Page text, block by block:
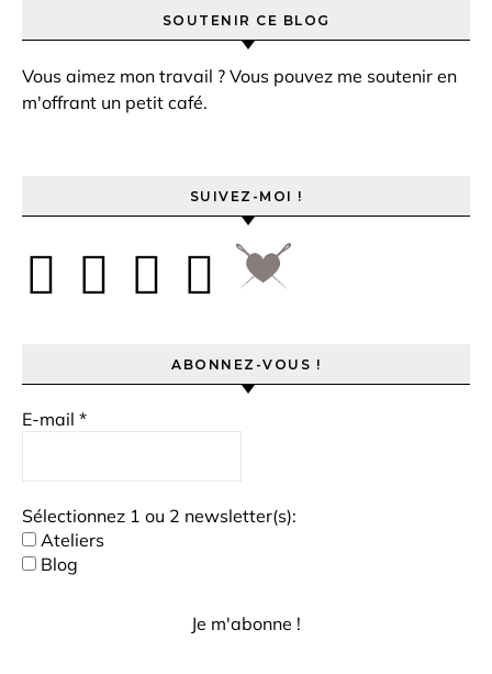
SOUTENIR CE BLOG
Vous aimez mon travail ? Vous pouvez me soutenir en
m'offrant un petit café.
SUIVEZ-MOI !
ABONNEZ-VOUS !
E-mail *
Sélectionnez 1 ou 2 newsletter(s):
Ateliers
Blog